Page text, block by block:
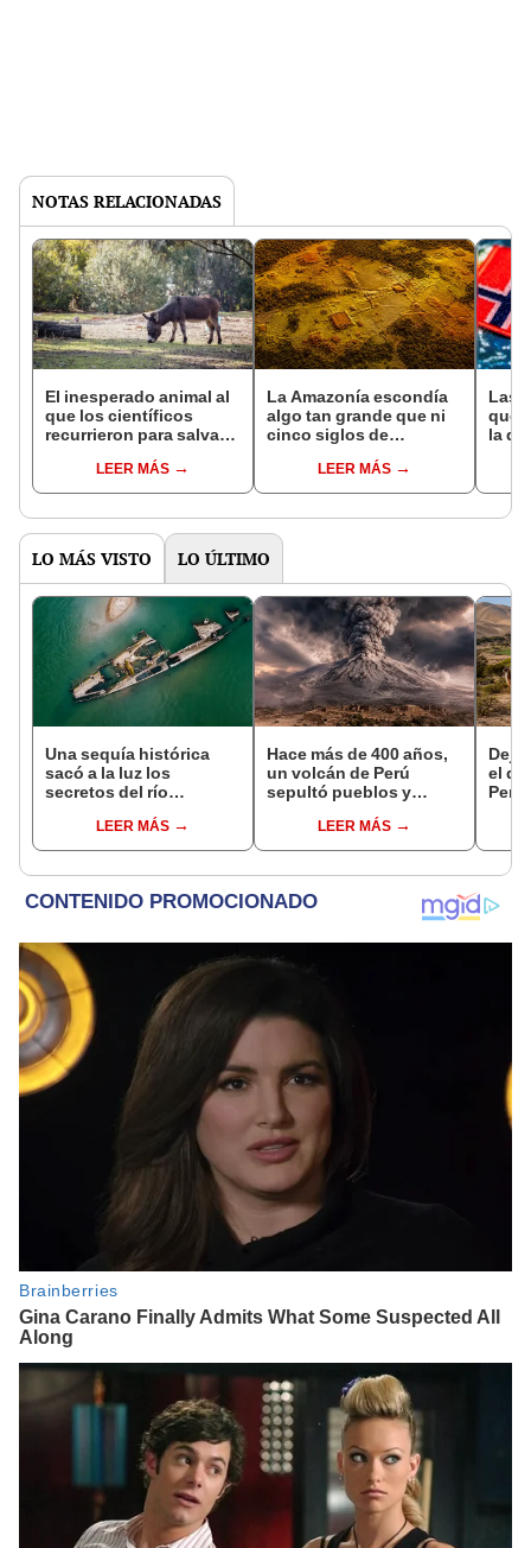
NOTAS RELACIONADAS
El inesperado animal al
que los científicos
recurrieron para salvar
reintroducción de un
asno salvaje está
en un paisaje con más
LEER MÁS
La Amazonía escondía
algo tan grande que ni
cinco siglos de
encontrarlo: el hallazgo
podría cambiar todo lo
pasado
LEER MÁS
Las
que
la de
LO MÁS VISTO LO ÚLTIMO
Una sequía histórica
sacó a la luz los
secretos del río
Segunda Guerra
Mundial, fósiles de
LEER MÁS
Hace más de 400 años,
un volcán de Perú
sepultó pueblos y
veranos más fríos de la
historia: sigue bajo
LEER MÁS
Dejó
el